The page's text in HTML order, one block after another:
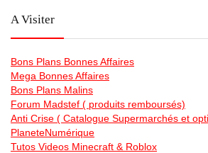
A Visiter
Bons Plans Bonnes Affaires
Mega Bonnes Affaires
Bons Plans Malins
Forum Madstef ( produits remboursés)
Anti Crise ( Catalogue Supermarchés et
PlaneteNumérique
Tutos Videos Minecraft & Roblox